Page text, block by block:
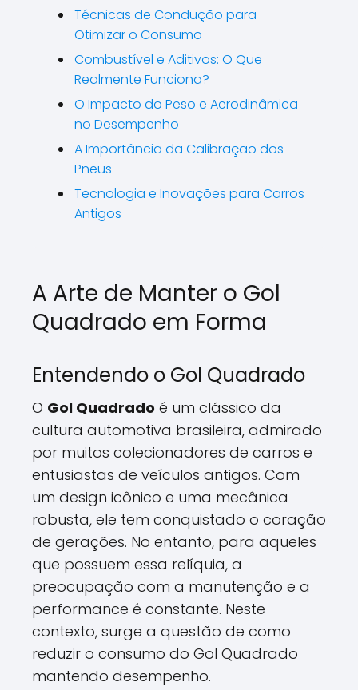
Técnicas de Condução para
Otimizar o Consumo
Combustível e Aditivos: O Que
Realmente Funciona?
O Impacto do Peso e Aerodinâmica
no Desempenho
A Importância da Calibração dos
Pneus
Tecnologia e Inovações para Carros
Antigos
A Arte de Manter o Gol
Quadrado em Forma
Entendendo o Gol Quadrado
O Gol Quadrado é um clássico da
cultura automotiva brasileira, admirado
por muitos colecionadores de carros e
entusiastas de veículos antigos. Com
um design icônico e uma mecânica
robusta, ele tem conquistado o coração
de gerações. No entanto, para aqueles
que possuem essa relíquia, a
preocupação com a manutenção e a
performance é constante. Neste
contexto, surge a questão de como
reduzir o consumo do Gol Quadrado
mantendo desempenho.